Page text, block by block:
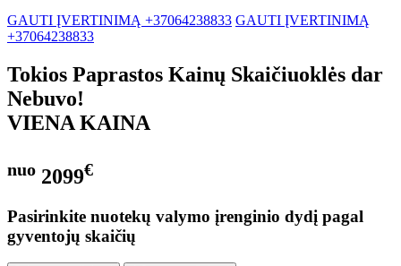
GAUTI ĮVERTINIMĄ +37064238833 GAUTI ĮVERTINIMĄ
+37064238833
Tokios Paprastos Kainų Skaičiuoklės dar
Nebuvo!
VIENA KAINA
nuo 2099€
Pasirinkite nuotekų valymo įrenginio dydį pagal
gyventojų skaičių